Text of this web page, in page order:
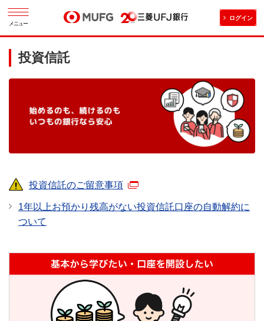
メニュー
ログイン
投資信託
投資信託のご留意事項
1年以上お預かり残高がない投資信託口座の自動解約に
ついて